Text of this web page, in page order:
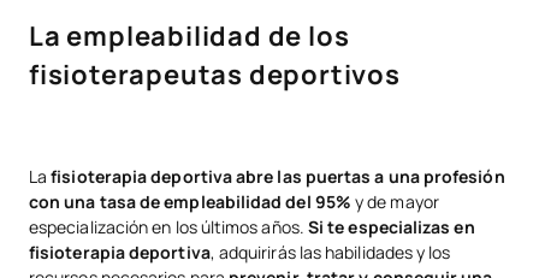
La empleabilidad de los
fisioterapeutas deportivos
Lafisioterapia deportiva abre las puertas a una profesión
con una tasa de empleabilidad del 95% y de mayor
especialización en los últimos años. Si te especializas en
fisioterapia deportiva, adquirirás las habilidades y los